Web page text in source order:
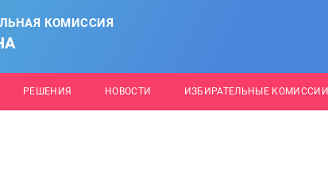
КОМИССИЯ
РЕШЕНИЯ НОВОСТИ ИЗБИРАТЕЛЬНЫЕ КОМИССИИ